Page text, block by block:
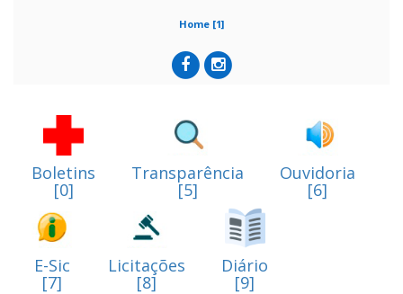
Home [1]
Boletins
[0]
Transparência
[5]
Ouvidoria
[6]
E-Sic
[7]
Licitações
[8]
Diário
[9]